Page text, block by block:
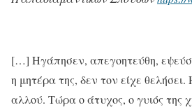
[…] Ηγάπησεν, απεγοητεύθη,
η μητέρα της, δεν τον είχε
αλλού. Τώρα ο άτυχος, ο γυιός της